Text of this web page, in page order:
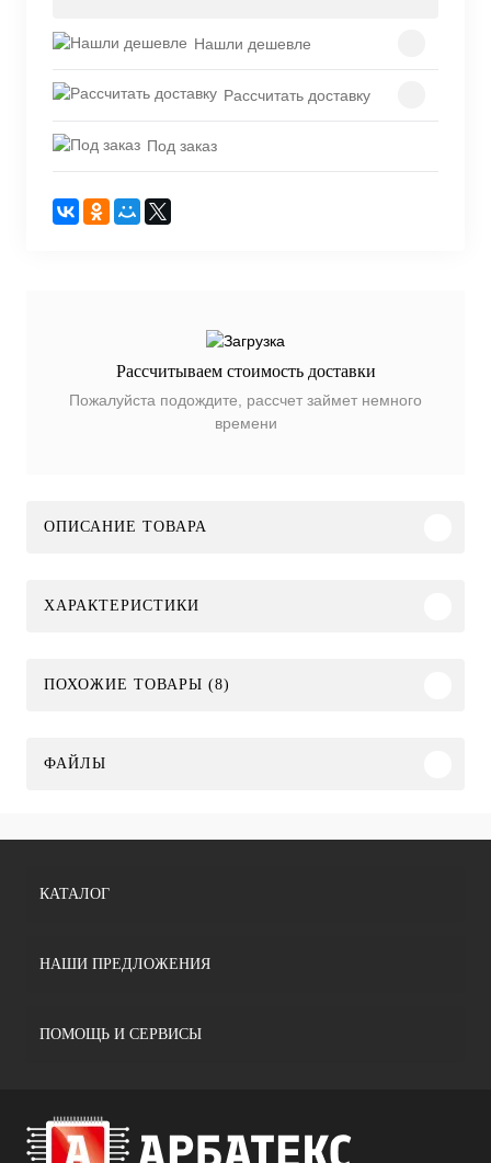
Нашли дешевле
Рассчитать доставку
Под заказ
Рассчитываем стоимость доставки
Пожалуйста подождите, рассчет займет немного
времени
ОПИСАНИЕ ТОВАРА
ХАРАКТЕРИСТИКИ
ПОХОЖИЕ ТОВАРЫ (8)
ФАЙЛЫ
КАТАЛОГ
НАШИ ПРЕДЛОЖЕНИЯ
ПОМОЩЬ И СЕРВИСЫ